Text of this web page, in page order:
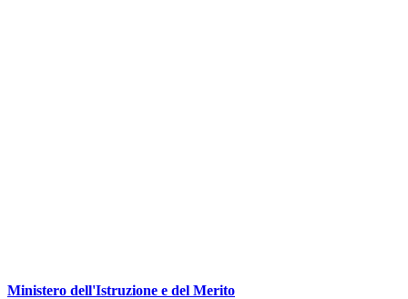
Ministero dell'Istruzione e del Merito